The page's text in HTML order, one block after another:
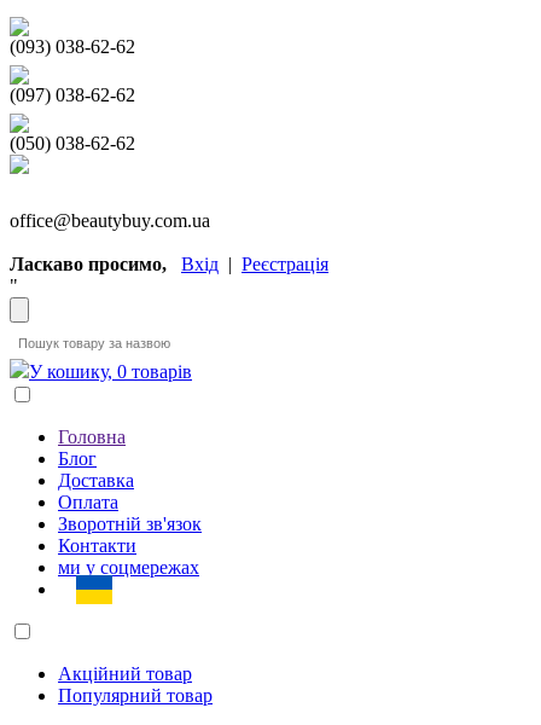
(093) 038-62-62
(097) 038-62-62
(050) 038-62-62
office@beautybuy.com.ua
Ласкаво просимо, Вхід | Реєстрація
"
У кошику, 0 товарів
Головна
Блог
Доставка
Оплата
Зворотній зв'язок
Контакти
ми у соцмережах
Акційний товар
Популярний товар